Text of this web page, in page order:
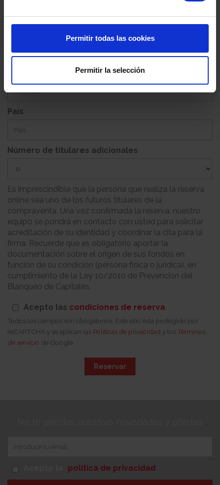
Permitir todas las cookies
Permitir la selección
País
Número de titulares adicionales
Es imprescindible que la persona que realiza la reserva
online sea uno de los futuros titulares de la
compraventa. Una vez confirmada la reserva, nuestro
equipo se pondrá en contacto con usted para solicitar
acreditación de su identidad y coordinar la cita para la
firma. Recuerde que es obligatorio aportar la
documentación sobre el origen de sus fondos en
función de su condición (persona física o jurídica), en
cumplimiento de la Ley 10/2010 de Prevención del
Blanqueo de Capitales.
Acepto las condiciones de reserva
Todos los campos son obligatorios. Este sitio está protegido por
reCAPTCHA y se aplican las Políticas de privacidad y los Términos
de servicio de Google
Reservar
política de privacidad